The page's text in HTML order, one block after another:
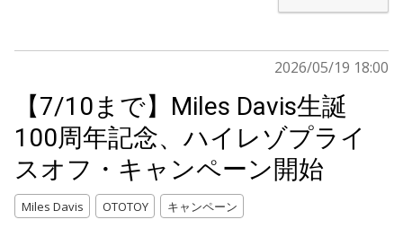
2026/05/19 18:00
【7/10まで】Miles Davis生誕
100周年記念、ハイレゾプライ
スオフ・キャンペーン開始
Miles Davis OTOTOY キャンペーン